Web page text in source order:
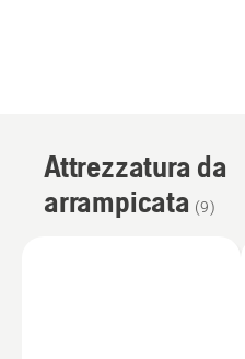
Attrezzatura da
arrampicata (9)